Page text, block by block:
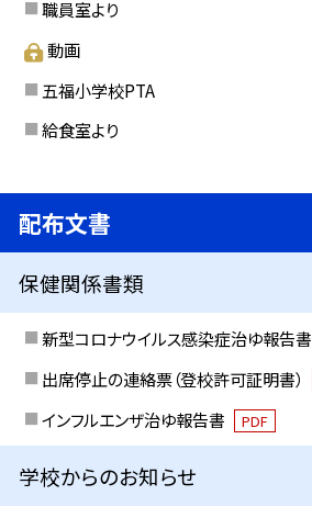
職員室より
動画
五福小学校PTA
給食室より
配布文書
保健関係書類
新型コロナウイルス感染症治ゆ報告書
出席停止の連絡票（登校許可証明書）
インフルエンザ治ゆ報告書 PDF
学校からのお知らせ